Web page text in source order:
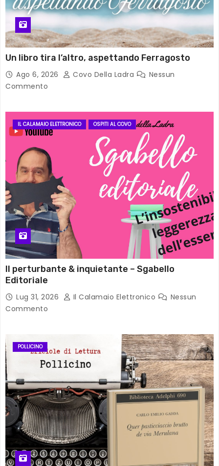
Un libro tira l’altro, aspettando Ferragosto
Ago 6, 2026 Covo Della Ladra
Nessun
Commento
IL CALAMAIO ELETTRONICO OSPITI AL COVO
Il perturbante & inquietante – Sgabello
Editoriale
Lug 31, 2026 Il Calamaio Elettronico
Nessun
Commento
POLLICINO